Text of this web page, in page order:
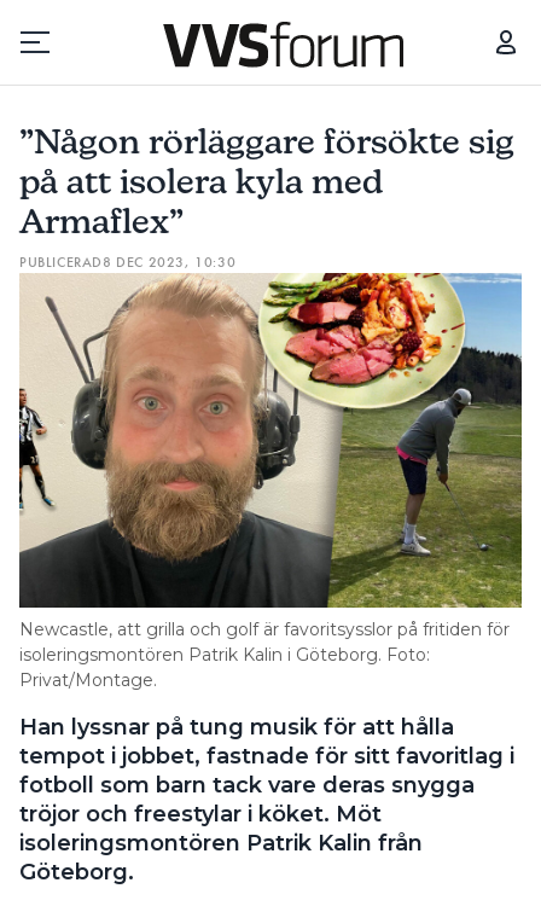
Prenumerera
Hantera prenumeration
Lediga jobb
Annonsera
Läs E-tidningen
Om tidningen
Kontakt
Information om GDPR
Search for:
SEARCH
”Någon rörläggare försökte sig
på att isolera kyla med
Armaflex”
PUBLICERAD8 DEC 2023, 10:30
Newcastle, att grilla och golf är favoritsysslor på fritiden för
isoleringsmontören Patrik Kalin i Göteborg. Foto:
Privat/Montage.
Han lyssnar på tung musik för att hålla
tempot i jobbet, fastnade för sitt favoritlag i
fotboll som barn tack vare deras snygga
tröjor och freestylar i köket. Möt
isoleringsmontören Patrik Kalin från
Göteborg.